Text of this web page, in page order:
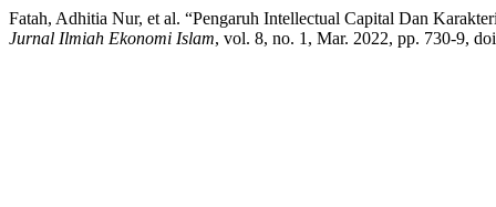
Fatah, Adhitia Nur, et al. “Pengaruh Intellectual Capital Dan
Jurnal Ilmiah Ekonomi Islam, vol. 8, no. 1, Mar. 2022, pp. 730-9,